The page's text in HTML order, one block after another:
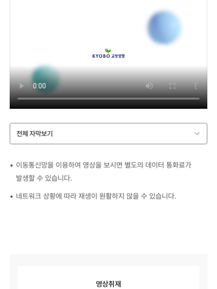
전체 자막보기
이동통신망을 이용하여 영상을 보시면 별도의 데이터 통화료가
발생할 수 있습니다.
네트워크 상황에 따라 재생이 원활하지 않을 수 있습니다.
영상취재